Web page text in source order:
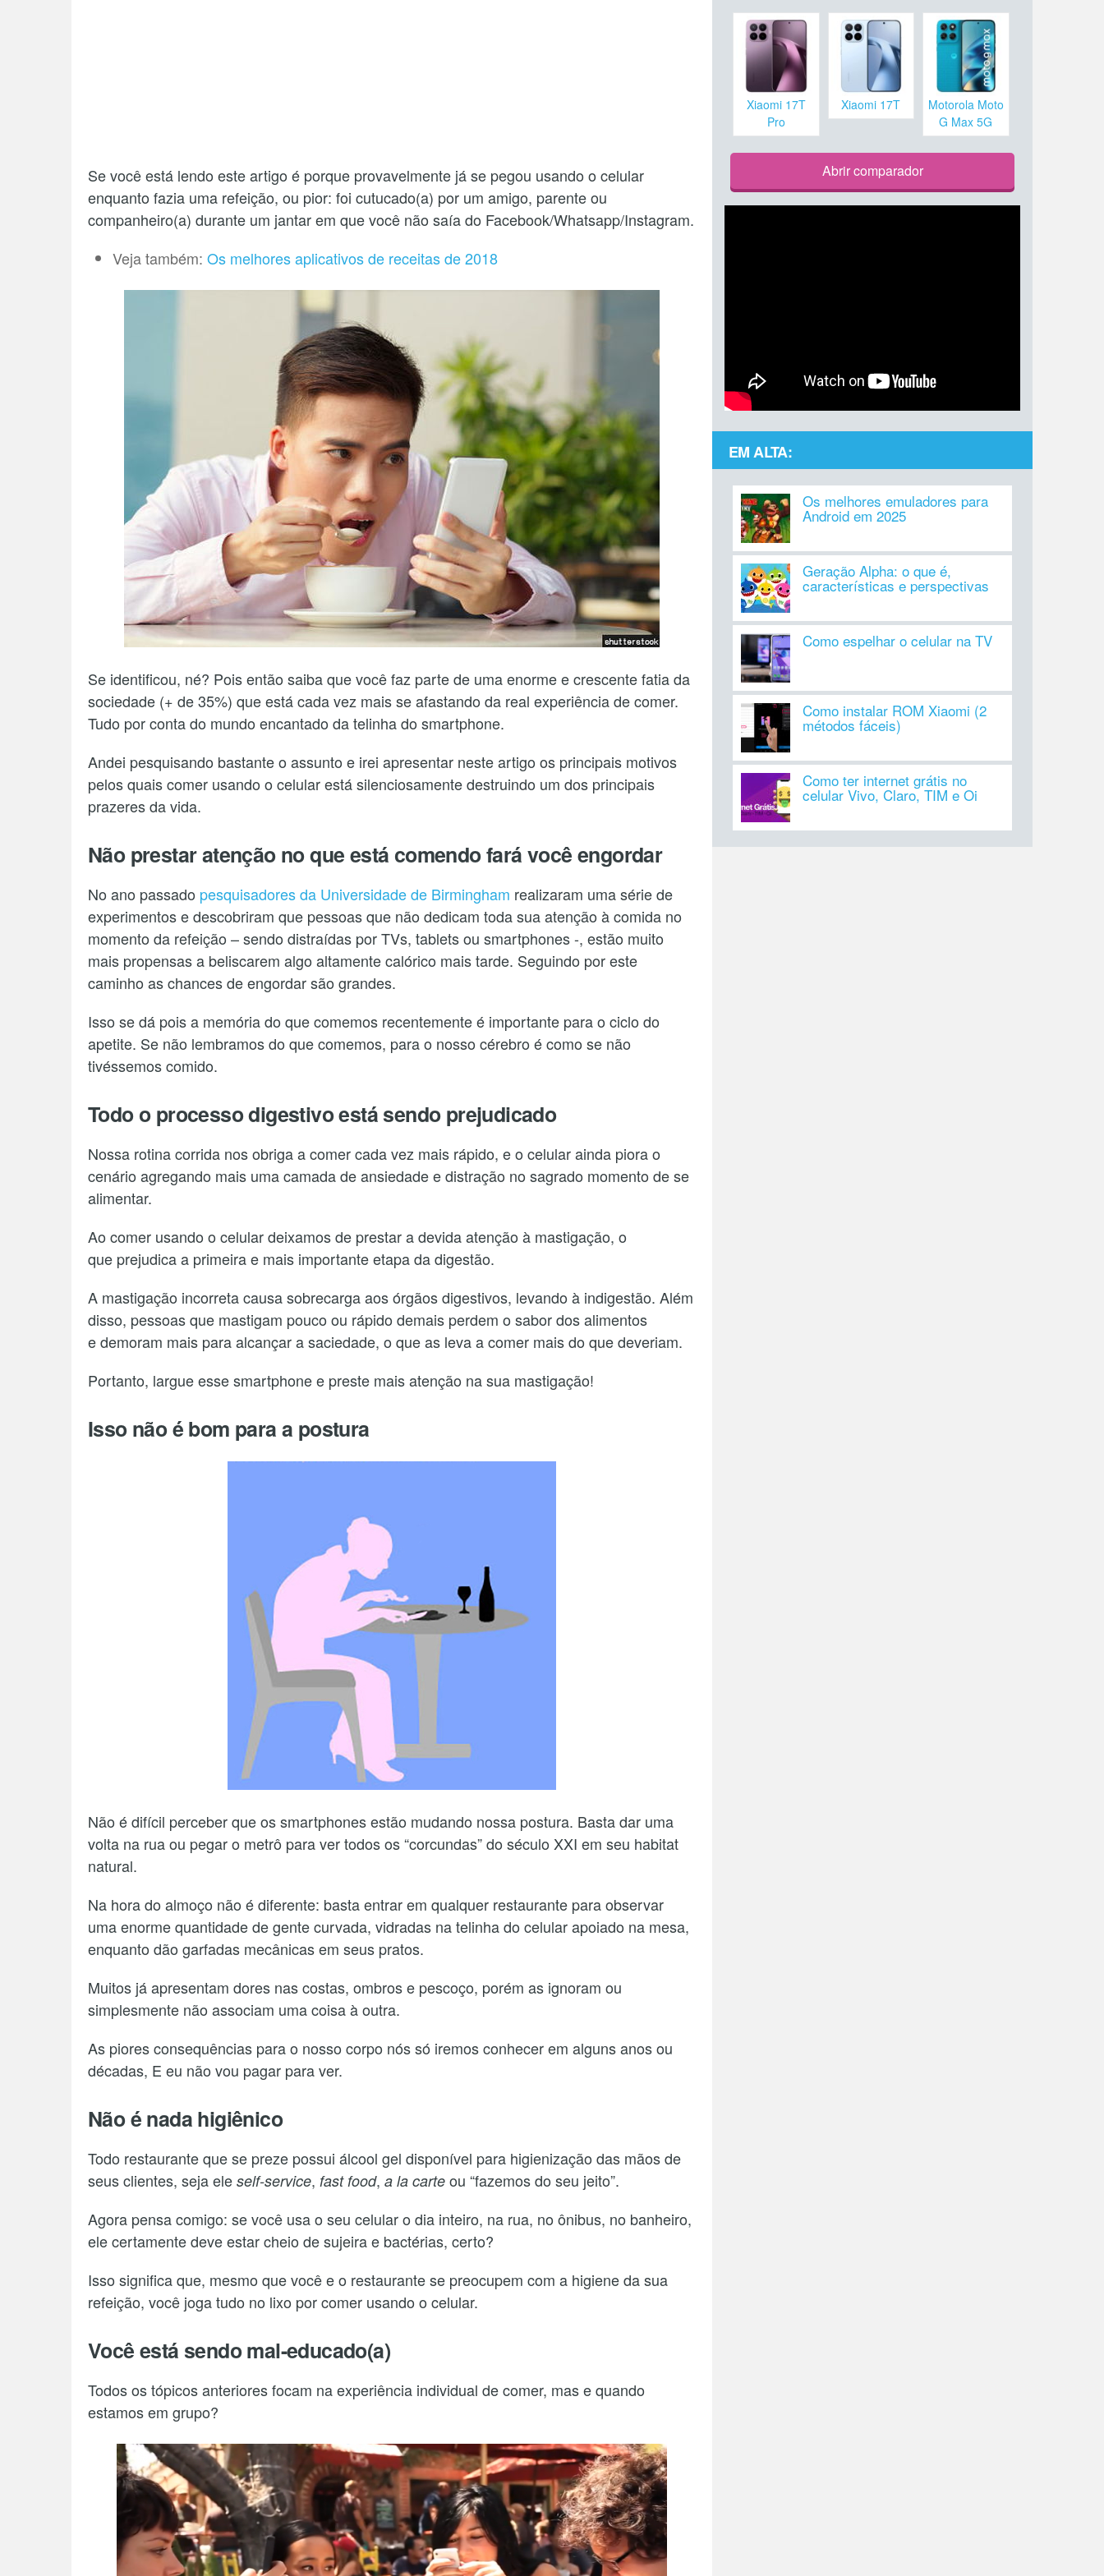
Se você está lendo este artigo é porque provavelmente já se pegou usando o celular
enquanto fazia uma refeição, ou pior: foi cutucado(a) por um amigo, parente ou
companheiro(a) durante um jantar em que você não saía do Facebook/Whatsapp/Instagram.
Veja também: Os melhores aplicativos de receitas de 2018
Se identificou, né? Pois então saiba que você faz parte de uma enorme e crescente fatia da
sociedade (+ de 35%) que está cada vez mais se afastando da real experiência de comer.
Tudo por conta do mundo encantado da telinha do smartphone.
Andei pesquisando bastante o assunto e irei apresentar neste artigo os principais motivos
pelos quais comer usando o celular está silenciosamente destruindo um dos principais
prazeres da vida.
Não prestar atenção no que está comendo fará você engordar
No ano passado pesquisadores da Universidade de Birmingham realizaram uma série de
experimentos e descobriram que pessoas que não dedicam toda sua atenção à comida no
momento da refeição – sendo distraídas por TVs, tablets ou smartphones -, estão muito
mais propensas a beliscarem algo altamente calórico mais tarde. Seguindo por este
caminho as chances de engordar são grandes.
Isso se dá pois a memória do que comemos recentemente é importante para o ciclo do
apetite. Se não lembramos do que comemos, para o nosso cérebro é como se não
tivéssemos comido.
Todo o processo digestivo está sendo prejudicado
Nossa rotina corrida nos obriga a comer cada vez mais rápido, e o celular ainda piora o
cenário agregando mais uma camada de ansiedade e distração no sagrado momento de se
alimentar.
Ao comer usando o celular deixamos de prestar a devida atenção à mastigação, o
que prejudica a primeira e mais importante etapa da digestão.
A mastigação incorreta causa sobrecarga aos órgãos digestivos, levando à indigestão. Além
disso, pessoas que mastigam pouco ou rápido demais perdem o sabor dos alimentos
e demoram mais para alcançar a saciedade, o que as leva a comer mais do que deveriam.
Portanto, largue esse smartphone e preste mais atenção na sua mastigação!
Isso não é bom para a postura
Não é difícil perceber que os smartphones estão mudando nossa postura. Basta dar uma
volta na rua ou pegar o metrô para ver todos os “corcundas” do século XXI em seu habitat
natural.
Na hora do almoço não é diferente: basta entrar em qualquer restaurante para observar
uma enorme quantidade de gente curvada, vidradas na telinha do celular apoiado na mesa,
enquanto dão garfadas mecânicas em seus pratos.
Muitos já apresentam dores nas costas, ombros e pescoço, porém as ignoram ou
simplesmente não associam uma coisa à outra.
As piores consequências para o nosso corpo nós só iremos conhecer em alguns anos ou
décadas, E eu não vou pagar para ver.
Não é nada higiênico
Todo restaurante que se preze possui álcool gel disponível para higienização das mãos de
seus clientes, seja ele self-service, fast food, a la carte ou “fazemos do seu jeito”.
Agora pensa comigo: se você usa o seu celular o dia inteiro, na rua, no ônibus, no banheiro,
ele certamente deve estar cheio de sujeira e bactérias, certo?
Isso significa que, mesmo que você e o restaurante se preocupem com a higiene da sua
refeição, você joga tudo no lixo por comer usando o celular.
Você está sendo mal-educado(a)
Todos os tópicos anteriores focam na experiência individual de comer, mas e quando
estamos em grupo?
Xiaomi 17T
Pro
Xiaomi 17T
Motorola Moto
G Max 5G
Abrir comparador
EM ALTA:
Os melhores emuladores para
Android em 2025
Geração Alpha: o que é,
características e perspectivas
Como espelhar o celular na TV
Como instalar ROM Xiaomi (2
métodos fáceis)
Como ter internet grátis no
celular Vivo, Claro, TIM e Oi